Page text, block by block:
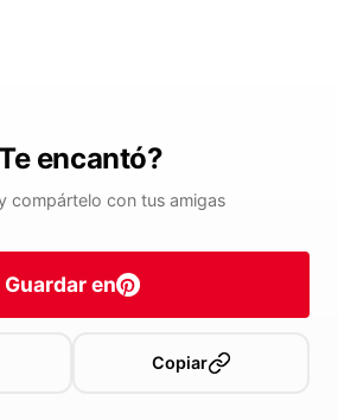
encantó?
compártelo con tus amigas
Guardar en
Copiar